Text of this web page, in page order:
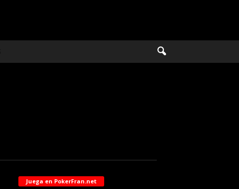
Juega en PokerFran.net